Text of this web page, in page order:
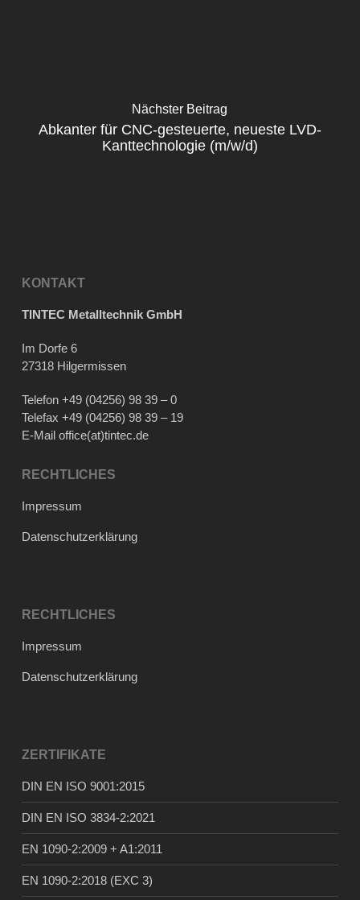
Nächster Beitrag
Abkanter für CNC-gesteuerte, neueste LVD-
Kanttechnologie (m/w/d)
KONTAKT
TINTEC Metalltechnik GmbH
Im Dorfe 6
27318 Hilgermissen
Telefon +49 (04256) 98 39 – 0
Telefax +49 (04256) 98 39 – 19
E-Mail office(at)tintec.de
RECHTLICHES
Impressum
Datenschutzerklärung
RECHTLICHES
Impressum
Datenschutzerklärung
ZERTIFIKATE
DIN EN ISO 9001:2015
DIN EN ISO 3834-2:2021
EN 1090-2:2009 + A1:2011
EN 1090-2:2018 (EXC 3)